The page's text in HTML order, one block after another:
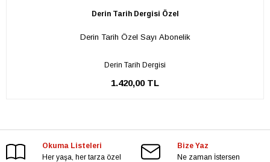
Derin Tarih Dergisi Özel
Derin Tarih Özel Sayı Abonelik
Derin Tarih Dergisi
1.420,00 TL
Okuma Listeleri
Her yaşa, her tarza özel
Bize Yaz
Ne zaman İstersen